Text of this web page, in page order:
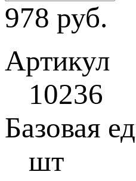
978 руб.
Артикул
10236
Базовая
шт